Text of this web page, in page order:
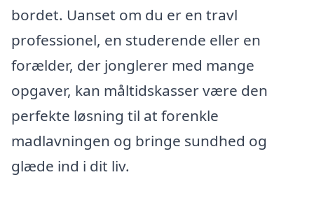
bordet. Uanset om du er en travl
professionel, en studerende eller en
forælder, der jonglerer med mange
opgaver, kan måltidskasser være den
perfekte løsning til at forenkle
madlavningen og bringe sundhed og
glæde ind i dit liv.